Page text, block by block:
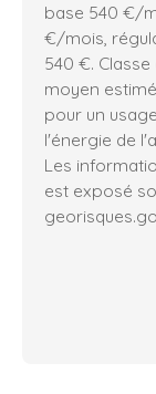
base 540 €/
€/mois,
540 €.
moyen
pour un
l'énergie de
Les
est exposé